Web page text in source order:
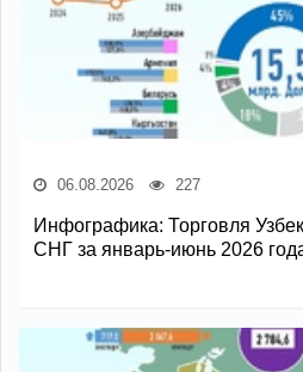
06.08.2026 227
Инфографика: Торговля
СНГ за январь-июнь 2026